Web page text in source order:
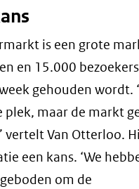
is een grote
en 15.000
gehouden wordt.
plek, maar de markt
vertelt Van Otterloo.
een kans. ‘We
om de